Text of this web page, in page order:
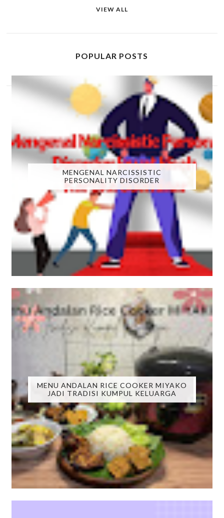
VIEW ALL
POPULAR POSTS
MENGENAL NARCISSISTIC
PERSONALITY DISORDER
MENU ANDALAN RICE COOKER MIYAKO
JADI TRADISI KUMPUL KELUARGA